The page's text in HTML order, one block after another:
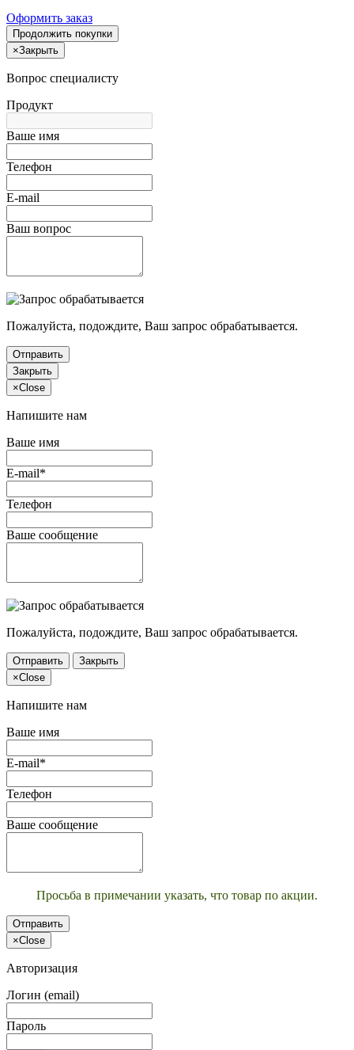
Оформить заказ
Продолжить покупки
×Закрыть
Вопрос специалисту
Продукт
Ваше имя
Телефон
E-mail
Ваш вопрос
Пожалуйста, подождите, Ваш запрос обрабатывается.
Отправить
Закрыть
×Close
Напишите нам
Ваше имя
E-mail*
Телефон
Ваше сообщение
Пожалуйста, подождите, Ваш запрос обрабатывается.
Отправить
Закрыть
×Close
Напишите нам
Ваше имя
E-mail*
Телефон
Ваше сообщение
Просьба в примечании указать, что товар по акции.
Отправить
×Close
Авторизация
Логин (email)
Пароль